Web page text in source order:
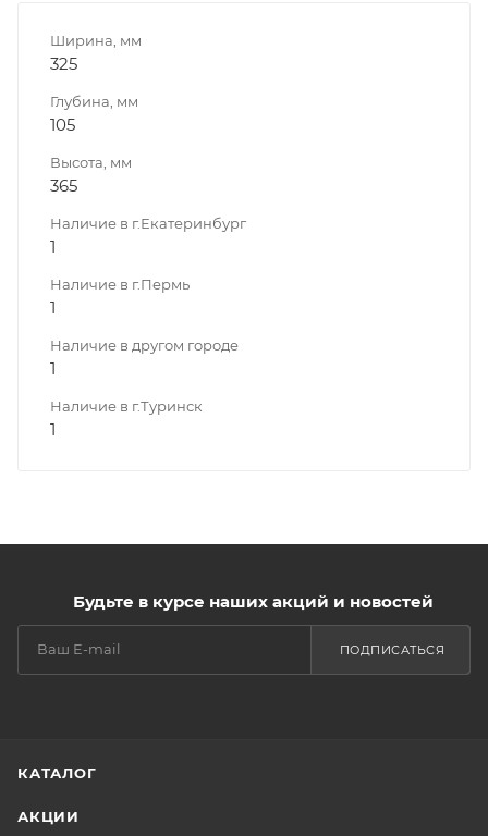
Ширина, мм
325
Глубина, мм
105
Высота, мм
365
Наличие в г.Екатеринбург
1
Наличие в г.Пермь
1
Наличие в другом городе
1
Наличие в г.Туринск
1
Будьте в курсе наших акций и новостей
ПОДПИСАТЬСЯ
КАТАЛОГ
АКЦИИ